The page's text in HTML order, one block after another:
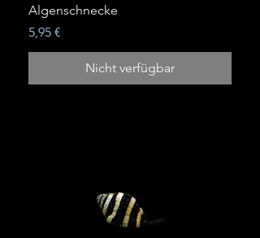
Algenschnecke
Preis
5,95 €
Nicht verfügbar